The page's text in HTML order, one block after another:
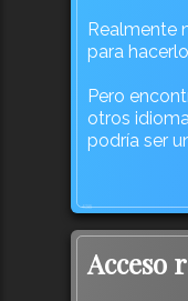
Realmente
para
Pero
otros
podría ser
438
Acceso